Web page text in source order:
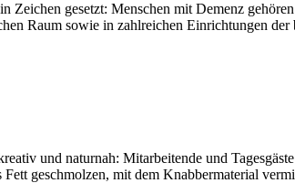
Zeichen gesetzt: Menschen mit Demenz
Raum sowie in zahlreichen Einrichtungen
und naturnah: Mitarbeitende und
geschmolzen, mit dem Knabbermaterial